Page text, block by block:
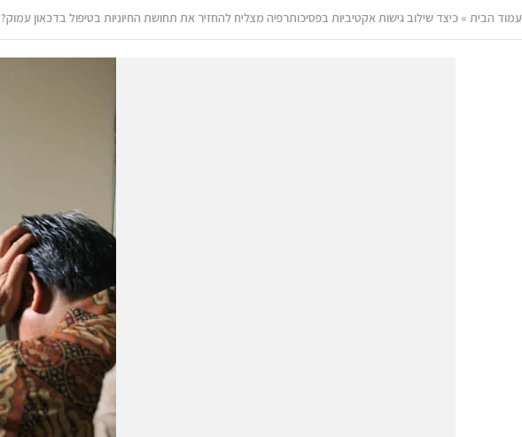
עמוד הבית » כיצד שילוב גישות אקטיביות בפסיכותרפיה מצליח להחזיר את תחושת החיוניות בטיפול בדכאון עמוק?